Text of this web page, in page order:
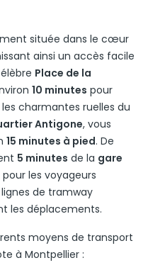
située dans le cœur
ainsi un accès facile
Place de la
10 minutes pour
charmantes ruelles du
Antigone, vous
15 minutes à pied. De
5 minutes de la gare
les voyageurs
de tramway
les déplacements.
moyens de transport
à Montpellier :